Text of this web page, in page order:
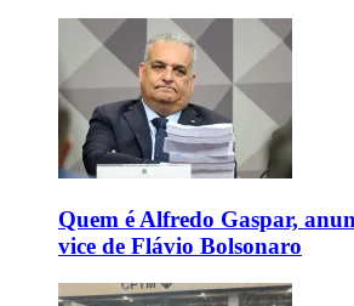
Quem é Alfredo Gaspar,
vice de Flávio Bolsonaro